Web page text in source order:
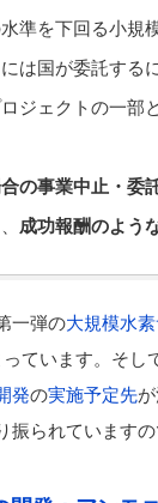
準を下回る小規
は国が委託する
ジェクトの一部
の事業中止・委
成功報酬のよう
一弾の大規模水
ています。そし
発の実施予定先
られています